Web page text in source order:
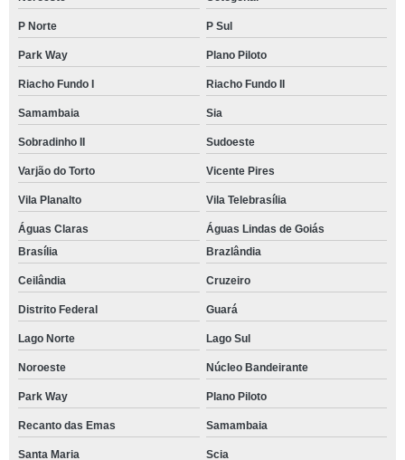
P Norte P Sul
Park Way Plano Piloto
Riacho Fundo I Riacho Fundo II
Samambaia Sia
Sobradinho II Sudoeste
Varjão do Torto Vicente Pires
Vila Planalto Vila Telebrasília
Águas Claras
Águas Lindas de Goiás
Brasília
Brazlândia
Ceilândia Cruzeiro
Distrito Federal Guará
Lago Norte Lago Sul
Noroeste Núcleo Bandeirante
Park Way Plano Piloto
Recanto das Emas Samambaia
Santa Maria Scia